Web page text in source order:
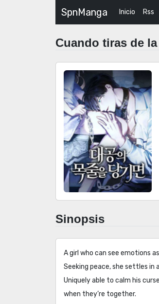
SpnManga Inicio Rss
Cuando tiras de
Sinopsis
A girl who can see emotions
Seeking peace, she settles
Uniquely able to calm his
when they’re together.